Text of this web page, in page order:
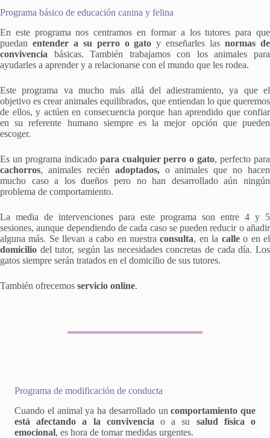
Programa básico de educación canina y felina
En este programa nos centramos en formar a los tutores para que
puedan entender a su perro o gato y enseñarles lasnormas de
convivencia básicas. También trabajamos con los animales para
ayudarles a aprender y a relacionarse con el mundo que les rodea.
Este programa va mucho más allá del adiestramiento, ya que el
objetivo es crear animales equilibrados, que entiendan lo que queremos
de ellos, y actúen en consecuencia porque han aprendido que confiar
en su referente humano siempre es la mejor opción que pueden
escoger.
Es un programa indicado para cualquier perro o gato, perfecto para
cachorros, animales recién adoptados,o animales que no hacen
mucho caso a los dueños pero no han desarrollado aún ningún
problema de comportamiento.
La media de intervenciones para este programa son entre 4 y 5
sesiones, aunque dependiendo de cada caso se pueden reducir o añadir
alguna más. Se llevan a cabo en nuestraconsulta, en la calleo en el
domicilio del tutor, según las necesidades concretas de cada día. Los
gatos siempre serán tratados en el domicilio de sus tutores.
También ofrecemos servicio online.
Programa de modificación de conducta
Cuando el animal ya ha desarrollado uncomportamiento que
está afectando a la convivencia o a su salud física o
emocional, es hora de tomar medidas urgentes.